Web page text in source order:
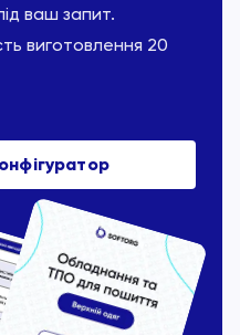
ваш запит.
виготовлення 20